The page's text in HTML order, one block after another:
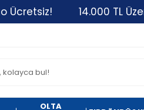
14.000 TL Üzeri
OLTA